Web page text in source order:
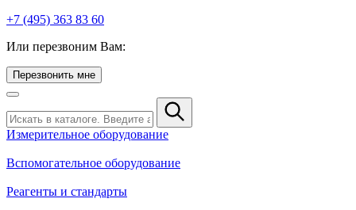
+7 (495) 363 83 60
Или перезвоним Вам:
Перезвонить мне
Измерительное оборудование
Вспомогательное оборудование
Реагенты и стандарты